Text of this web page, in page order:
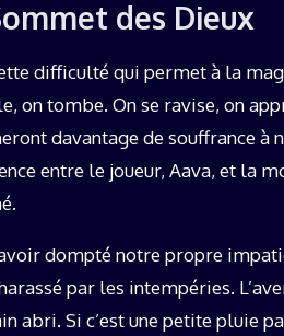
des Dieux
difficulté qui permet à la
on tombe. On se ravise, on
davantage de souffrance à
entre le joueur, Aava, et la
dompté notre propre
par les intempéries.
abri. Si c’est une petite pluie